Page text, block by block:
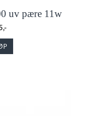
uv pære 11w